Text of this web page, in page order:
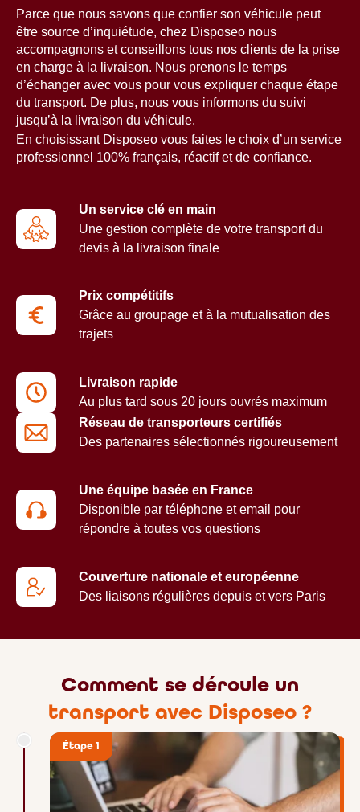
Parce que nous savons que confier son véhicule peut
être source d’inquiétude, chez Disposeo nous
accompagnons et conseillons tous nos clients de la prise
en charge à la livraison. Nous prenons le temps
d’échanger avec vous pour vous expliquer chaque étape
du transport. De plus, nous vous informons du suivi
jusqu’à la livraison du véhicule.
En choisissant Disposeo vous faites le choix d’un service
professionnel 100% français, réactif et de confiance.
Un service clé en main
Une gestion complète de votre transport du
devis à la livraison finale
Prix compétitifs
Grâce au groupage et à la mutualisation des
trajets
Livraison rapide
Au plus tard sous 20 jours ouvrés maximum
Réseau de transporteurs certifiés
Des partenaires sélectionnés rigoureusement
Une équipe basée en France
Disponible par téléphone et email pour
répondre à toutes vos questions
Couverture nationale et européenne
Des liaisons régulières depuis et vers Paris
Comment se déroule un
transport avec Disposeo ?
Étape 1